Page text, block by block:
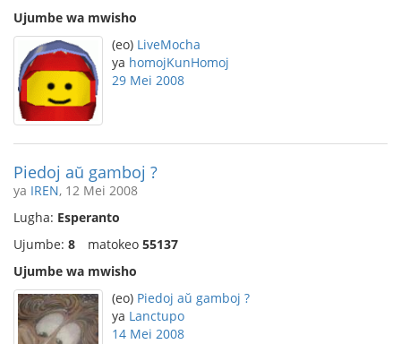
Ujumbe wa mwisho
(eo) LiveMocha
ya homojKunHomoj
29 Mei 2008
Piedoj aŭ gamboj ?
ya IREN, 12 Mei 2008
Lugha: Esperanto
Ujumbe: 8 matokeo 55137
Ujumbe wa mwisho
(eo) Piedoj aŭ gamboj ?
ya Lanctupo
14 Mei 2008